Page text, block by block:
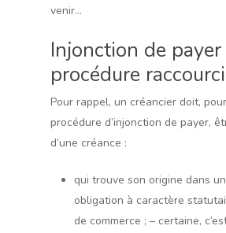
venir…
Injonction de payer
procédure
Pour rappel, un créancier doit,
procédure d’injonction de payer,
d’une créance :
qui trouve son origine dans
obligation à caractère
de commerce ; – certaine,